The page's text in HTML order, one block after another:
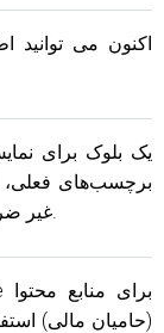
اکنون می توانید
یک بلوک برای
برچسب‌های فعلی،
غیر ضروری برچسب را غیرفعال کنید تا کارآمدتر شود.
(حامیان مالی)